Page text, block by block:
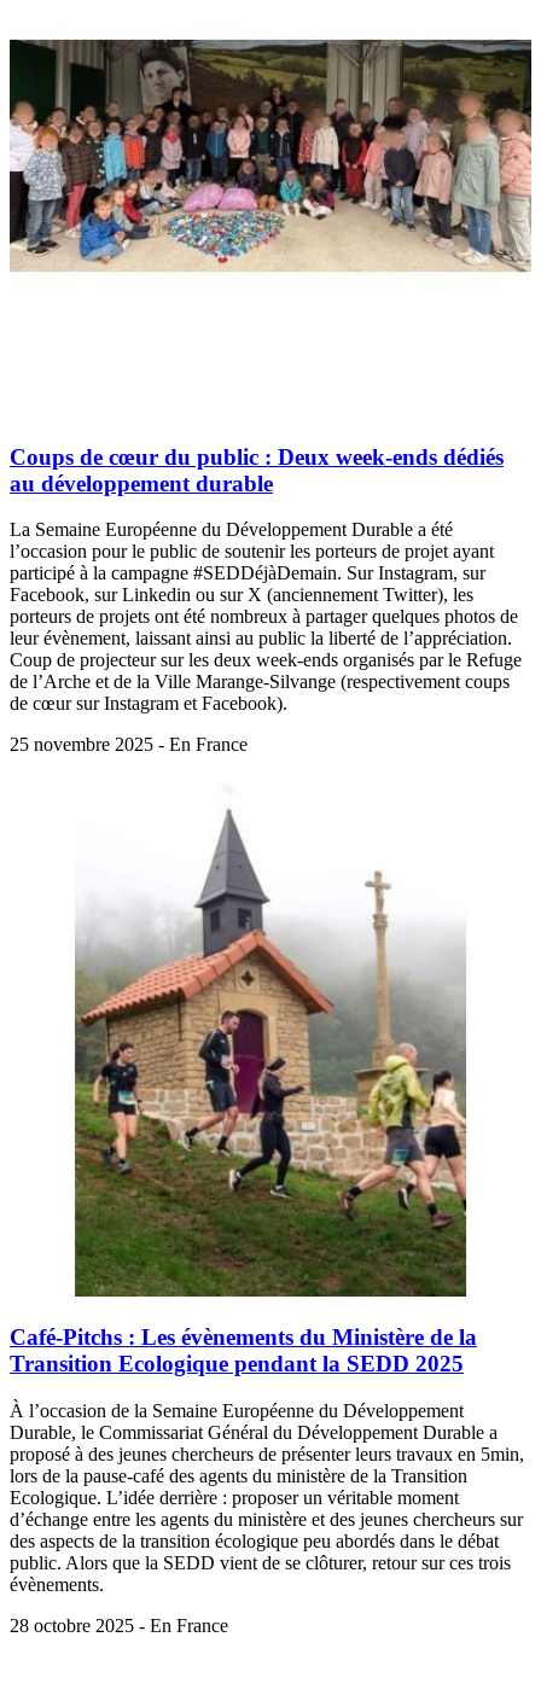
Coups de cœur du public : Deux week-ends dédiés
au développement durable
La Semaine Européenne du Développement Durable a été
l’occasion pour le public de soutenir les porteurs de projet ayant
participé à la campagne #SEDDéjàDemain. Sur Instagram, sur
Facebook, sur Linkedin ou sur X (anciennement Twitter), les
porteurs de projets ont été nombreux à partager quelques photos de
leur évènement, laissant ainsi au public la liberté de l’appréciation.
Coup de projecteur sur les deux week-ends organisés par le Refuge
de l’Arche et de la Ville Marange-Silvange (respectivement coups
de cœur sur Instagram et Facebook).
25 novembre 2025 - En France
Café-Pitchs : Les évènements du Ministère de la
Transition Ecologique pendant la SEDD 2025
À l’occasion de la Semaine Européenne du Développement
Durable, le Commissariat Général du Développement Durable a
proposé à des jeunes chercheurs de présenter leurs travaux en 5min,
lors de la pause-café des agents du ministère de la Transition
Ecologique. L’idée derrière : proposer un véritable moment
d’échange entre les agents du ministère et des jeunes chercheurs sur
des aspects de la transition écologique peu abordés dans le débat
public. Alors que la SEDD vient de se clôturer, retour sur ces trois
évènements.
28 octobre 2025 - En France